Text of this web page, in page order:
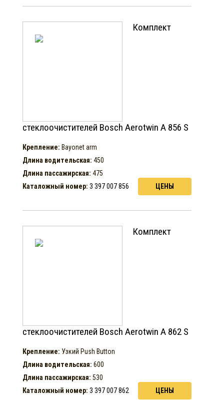
Комплект
стеклоочистителей Bosch Aerotwin A 856 S
Крепление: Bayonet arm
Длина водительская: 450
Длина пассажирская: 475
Каталожный номер: 3 397 007 856 ЦЕНЫ
Комплект
стеклоочистителей Bosch Aerotwin A 862 S
Крепление: Узкий Push Button
Длина водительская: 600
Длина пассажирская: 530
Каталожный номер: 3 397 007 862 ЦЕНЫ